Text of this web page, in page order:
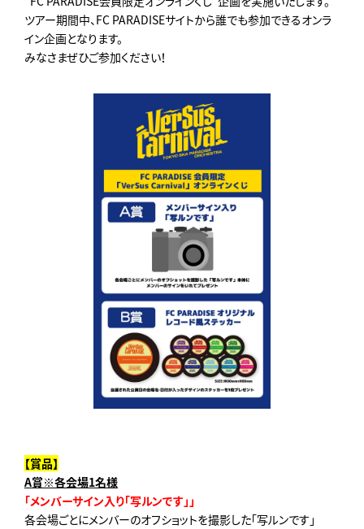
ツアー期間中、FC PARADISEサイトから誰でも参加できるオンラ
イン企画となります。
みなさまぜひご参加ください！
【賞品】
A賞※各会場1名様
「メンバーサイン入り「写ルンです」」
各会場ごとにメンバーのオフショットを撮影した「写ルンです」